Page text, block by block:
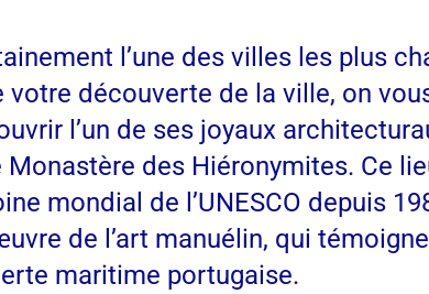
l’une des villes les plus
votre découverte de la ville, on
l’un de ses joyaux
Monastère des Hiéronymites. Ce
mondial de l’UNESCO depuis
de l’art manuélin, qui témoigne
maritime portugaise.